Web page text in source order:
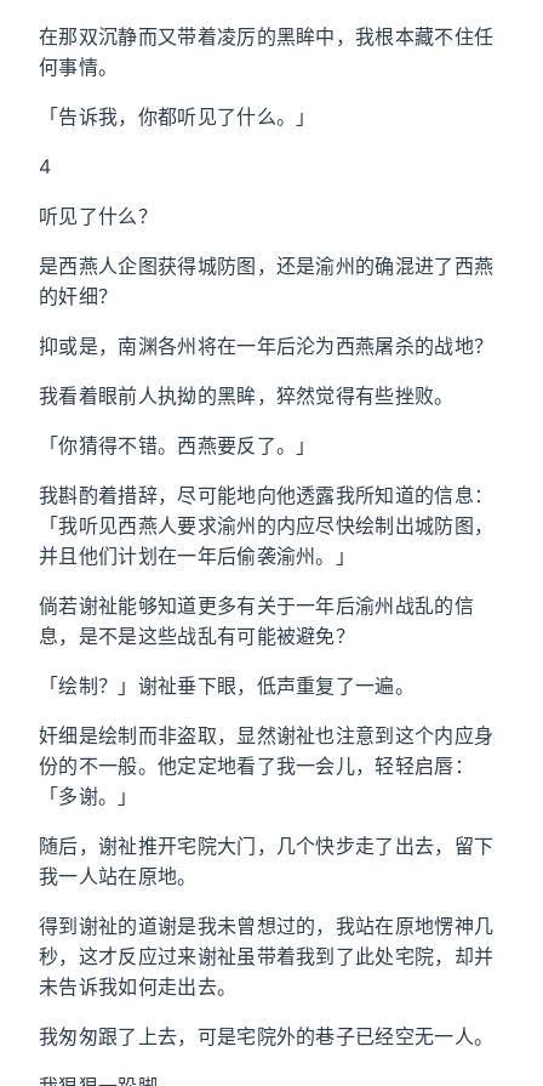
在那双沉静而又带着凌厉的黑眸中，我根本藏不住任
何事情。
「告诉我，你都听见了什么。」
4
听见了什么？
是西燕人企图获得城防图，还是渝州的确混进了西燕
的奸细？
抑或是，南渊各州将在一年后沦为西燕屠杀的战地？
我看着眼前人执拗的黑眸，猝然觉得有些挫败。
「你猜得不错。西燕要反了。」
我斟酌着措辞，尽可能地向他透露我所知道的信息：
「我听见西燕人要求渝州的内应尽快绘制出城防图，
并且他们计划在一年后偷袭渝州。」
倘若谢祉能够知道更多有关于一年后渝州战乱的信
息，是不是这些战乱有可能被避免？
「绘制？」谢祉垂下眼，低声重复了一遍。
奸细是绘制而非盗取，显然谢祉也注意到这个内应身
份的不一般。他定定地看了我一会儿，轻轻启唇：
「多谢。」
随后，谢祉推开宅院大门，几个快步走了出去，留下
我一人站在原地。
得到谢祉的道谢是我未曾想过的，我站在原地愣神几
秒，这才反应过来谢祉虽带着我到了此处宅院，却并
未告诉我如何走出去。
我匆匆跟了上去，可是宅院外的巷子已经空无一人。